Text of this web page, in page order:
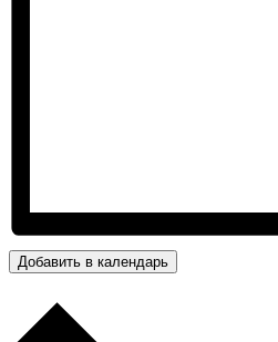
Добавить в календарь